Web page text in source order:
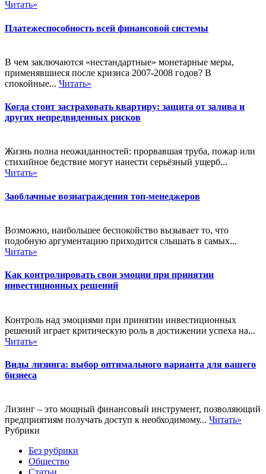
Читать»
Платежеспособность всей финансовой системы
В чем заключаются «нестандартные» монетарные меры,
применявшиеся после кризиса 2007-2008 годов? В
спокойные... Читать»
Когда стоит застраховать квартиру: защита от залива и
других непредвиденных рисков
Жизнь полна неожиданностей: прорвавшая труба, пожар или
стихийное бедствие могут нанести серьёзный ущерб...
Читать»
Заоблачные вознаграждения топ-менеджеров
Возможно, наибольшее беспокойство вызывает то, что
подобную аргументацию приходится слышать в самых...
Читать»
Как контролировать свои эмоции при принятии
инвестиционных решений
Контроль над эмоциями при принятии инвестиционных
решений играет критическую роль в достижении успеха на...
Читать»
Виды лизинга: выбор оптимального варианта для вашего
бизнеса
Лизинг – это мощный финансовый инструмент, позволяющий
предприятиям получать доступ к необходимому... Читать»
Рубрики
Без рубрики
Общество
Статьи